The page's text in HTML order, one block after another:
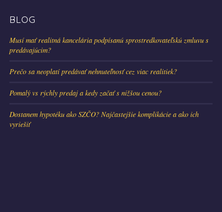
BLOG
Musí mať realitná kancelária podpísanú sprostredkovateľskú zmluvu s
predávajúcim?
Prečo sa neoplatí predávať nehnuteľnosť cez viac realitiek?
Pomalý vs rýchly predaj a kedy začať s nižšou cenou?
Dostanem hypotéku ako SZČO? Najčastejšie komplikácie a ako ich
vyriešiť